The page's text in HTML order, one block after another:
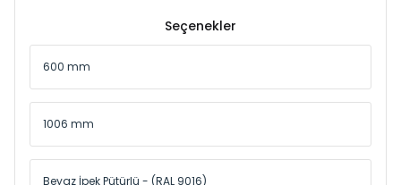
Seçenekler